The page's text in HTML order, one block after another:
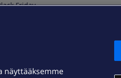
Friday
näyttääksemme